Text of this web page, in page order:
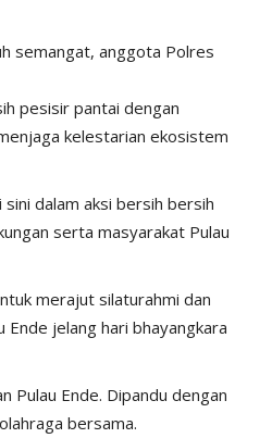
semangat, anggota Polres
​pesisir pantai dengan
kelestarian ekosistem
dalam aksi bersih bersih
serta masyarakat Pulau
merajut silaturahmi dan
jelang hari bhayangkara
Pulau Ende. Dipandu dengan
bersama.
Event Internasional,
Gelar Apel...